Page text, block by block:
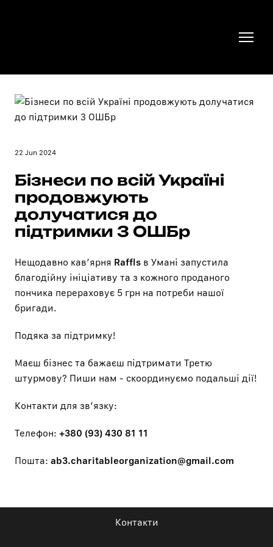
22 Jun 2024
Бізнеси по всій Україні
продовжують
долучатися до
підтримки 3 ОШБр
Нещодавно кавʼярня Raffls в Умані запустила
благодійну ініціативу та з кожного проданого
пончика перераховує 5 грн на потреби нашої
бригади.
Подяка за підтримку!
Маєш бізнес та бажаєш підтримати Третю
штурмову? Пиши нам - скоординуємо подальші дії!
Контакти для звʼязку:
Телефон: +380 (93) 430 81 11
Пошта: ab3.charitableorganization@gmail.com
Контакти